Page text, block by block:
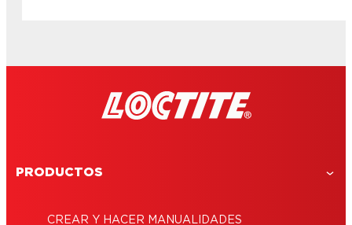
PRODUCTOS
CREAR Y HACER MANUALIDADES